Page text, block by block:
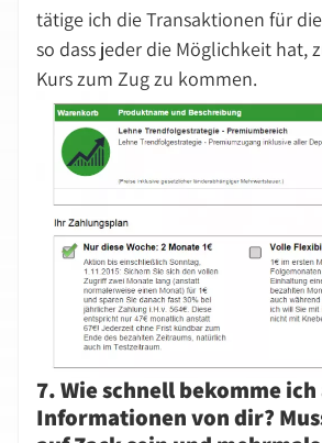
tätige ich die Transaktionen für
so dass jeder die Möglichkeit hat,
Kurs zum Zug zu kommen.
7. Wie schnell bekomme
Informationen von dir?